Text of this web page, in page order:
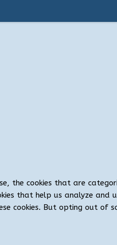
the cookies that are
that help us analyze and
cookies. But opting out of